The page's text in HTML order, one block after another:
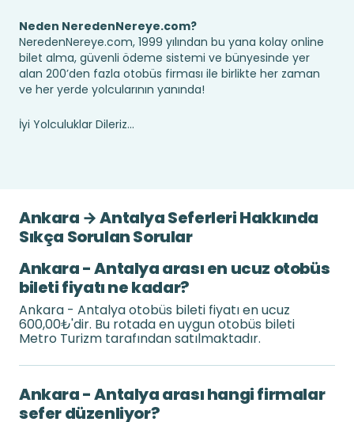
Neden NeredenNereye.com?
NeredenNereye.com, 1999 yılından bu yana kolay online
bilet alma, güvenli ödeme sistemi ve bünyesinde yer
alan 200’den fazla otobüs firması ile birlikte her zaman
ve her yerde yolcularının yanında!
İyi Yolculuklar Dileriz...
Ankara → Antalya Seferleri Hakkında
Sıkça Sorulan Sorular
Ankara - Antalya arası en ucuz otobüs
bileti fiyatı ne kadar?
Ankara - Antalya otobüs bileti fiyatı en ucuz
600,00₺'dir. Bu rotada en uygun otobüs bileti
Metro Turizm tarafından satılmaktadır.
Ankara - Antalya arası hangi firmalar
sefer düzenliyor?